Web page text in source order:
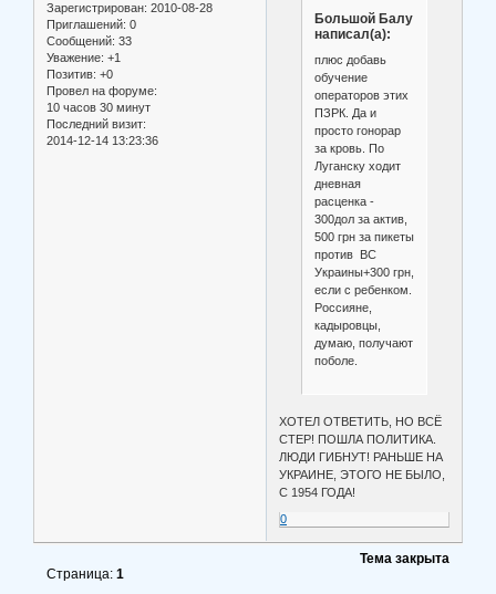
Зарегистрирован: 2010-08-28
Приглашений: 0
Сообщений: 33
Уважение: +1
Позитив: +0
Провел на форуме:
10 часов 30 минут
Последний визит:
2014-12-14 13:23:36
Большой Балу
написал(а):
плюс добавь
обучение
операторов этих
ПЗРК. Да и
просто гонорар
за кровь. По
Луганску ходит
дневная
расценка -
300дол за актив,
500 грн за пикеты
против ВС
Украины+300 грн,
если с ребенком.
Россияне,
кадыровцы,
думаю, получают
поболе.
ХОТЕЛ ОТВЕТИТЬ, НО ВСЁ
СТЕР! ПОШЛА ПОЛИТИКА.
ЛЮДИ ГИБНУТ! РАНЬШЕ НА
УКРАИНЕ, ЭТОГО НЕ БЫЛО,
С 1954 ГОДА!
0
Тема закрыта
Страница:1